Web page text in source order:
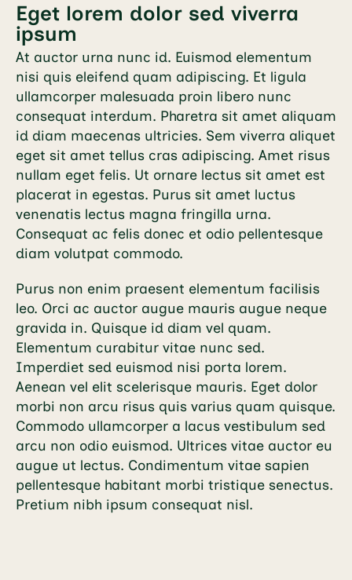
Eget lorem dolor sed viverra
ipsum
At auctor urna nunc id. Euismod elementum
nisi quis eleifend quam adipiscing. Et ligula
ullamcorper malesuada proin libero nunc
consequat interdum. Pharetra sit amet aliquam
id diam maecenas ultricies. Sem viverra aliquet
eget sit amet tellus cras adipiscing. Amet risus
nullam eget felis. Ut ornare lectus sit amet est
placerat in egestas. Purus sit amet luctus
venenatis lectus magna fringilla urna.
Consequat ac felis donec et odio pellentesque
diam volutpat commodo.
Purus non enim praesent elementum facilisis
leo. Orci ac auctor augue mauris augue neque
gravida in. Quisque id diam vel quam.
Elementum curabitur vitae nunc sed.
Imperdiet sed euismod nisi porta lorem.
Aenean vel elit scelerisque mauris. Eget dolor
morbi non arcu risus quis varius quam quisque.
Commodo ullamcorper a lacus vestibulum sed
arcu non odio euismod. Ultrices vitae auctor eu
augue ut lectus. Condimentum vitae sapien
pellentesque habitant morbi tristique senectus.
Pretium nibh ipsum consequat nisl.